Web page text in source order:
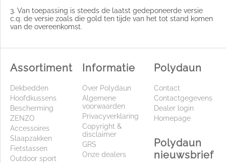
3. Van toepassing is steeds de laatst gedeponeerde versie
c.q. de versie zoals die gold ten tijde van het tot stand komen
van de overeenkomst.
Assortiment
Dekbedden
Hoofdkussens
Bescherming
ZENZO
Accessoires
Slaapzakken
Fietstassen
Outdoor sport
Informatie
Over Polydaun
Algemene
voorwaarden
Privacyverklaring
Copyright &
disclaimer
GRS
Onze dealers
Polydaun
Contact
Contactgegevens
Dealer login
Homepage
Polydaun
nieuwsbrief